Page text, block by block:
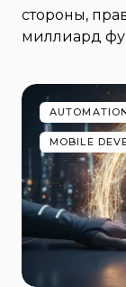
стороны,
миллиард
MOBILE